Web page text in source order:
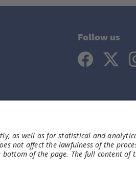
Follow us